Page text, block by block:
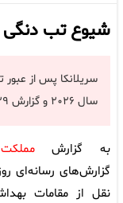
شیوع تب دنگی
سال ۲۰۲۶ و گزارش ۲۹ مورد مرگ، با اپیدمی تب دنگی مواجه است.
به گزارش
گزارش‌های رسانه‌ای
نقل از مقامات